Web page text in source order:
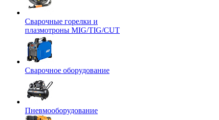
Сварочные горелки и
плазмотроны MIG/TIG/CUT
Сварочное оборудование
Пневмооборудование